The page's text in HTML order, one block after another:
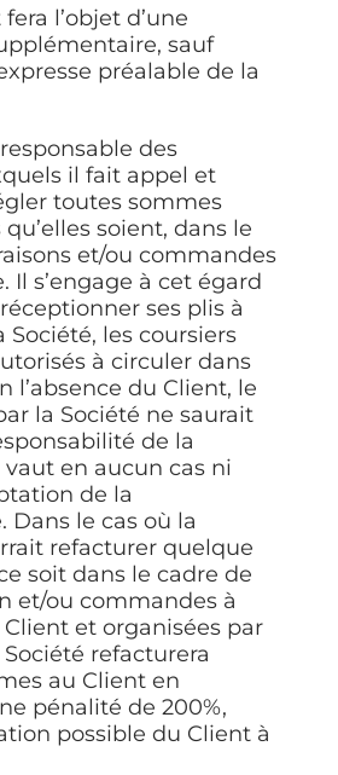
l’objet d’une
sauf
préalable de la
des
il fait appel et
toutes sommes
soient, dans le
et/ou commandes
Il s’engage à cet égard
ses plis à
Société, les coursiers
à circuler dans
l’absence du Client, le
la Société ne saurait
de la
vaut en aucun cas ni
de la
Dans le cas où la
refacturer quelque
soit dans le cadre de
et/ou commandes à
et organisées par
refacturera
au Client en
pénalité de 200%,
possible du Client à